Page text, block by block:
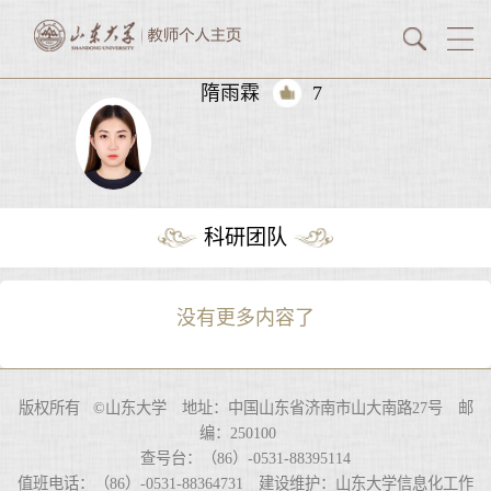
隋雨霖 7
科研团队
没有更多内容了
版权所有 ©山东大学 地址：中国山东省济南市山大南路27号 邮
编：250100
查号台：（86）-0531-88395114
值班电话：（86）-0531-88364731 建设维护：山东大学信息化工作